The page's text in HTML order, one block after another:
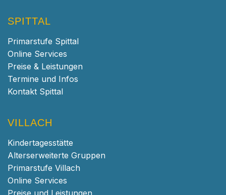
SPITTAL
Primarstufe Spittal
Online Services
Preise & Leistungen
Termine und Infos
Kontakt Spittal
VILLACH
Kindertagesstätte
Alterserweiterte Gruppen
Primarstufe Villach
Online Services
Preise und Leistungen